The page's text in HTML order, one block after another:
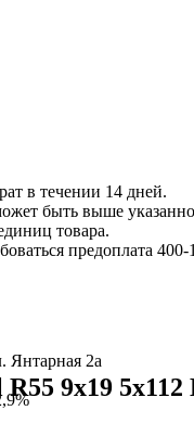
в течении 14 дней.
быть выше
товара.
предоплата 400-
Янтарная 2а
9x19